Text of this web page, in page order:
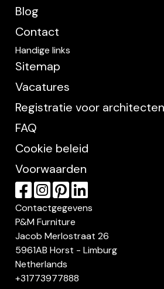
Blog
Contact
Handige links
Sitemap
Vacatures
Registratie voor
FAQ
Cookie beleid
Voorwaarden
Contactgegevens
P&M Furniture
Jacob Merlostraat 26
5961AB Horst - Limburg
Netherlands
+31773977888